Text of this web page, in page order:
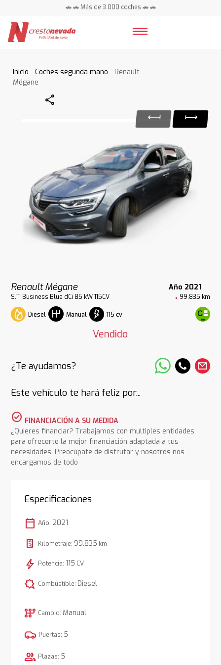
🚗 🚗 Más de 3.000 coches 🚗 🚗
Inicio -Coches segunda mano - Renault
Mégane
Share
Renault Mégane Año 2021
S.T. Business Blue dCi 85 kW 115CV 99.835 km
Diesel Manual 115 cv
Vendido
¿Te ayudamos?
Este vehículo te hará feliz por...
check_circle FINANCIACIÓN A SU MEDIDA
¿Quieres financiar? Trabajamos con multiples entidades
para ofrecerte la mejor financiación adaptada a tus
necesidades. Preocúpate de disfrutar y nosotros nos
encargamos de todo
Especificaciones
calendar_today Año: 2021
Kilometraje: 99.835 km
bolt Potencia: 115 CV
comic_bubble Combustible: Diesel
auto_transmission Cambio: Manual
Puertas: 5
group Plazas: 5